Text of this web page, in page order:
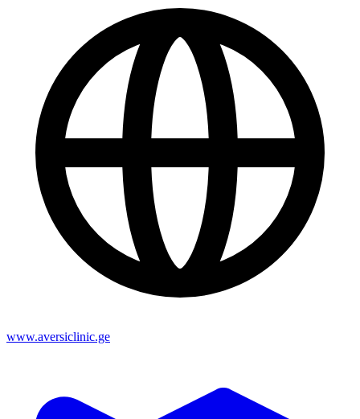
www.aversiclinic.ge